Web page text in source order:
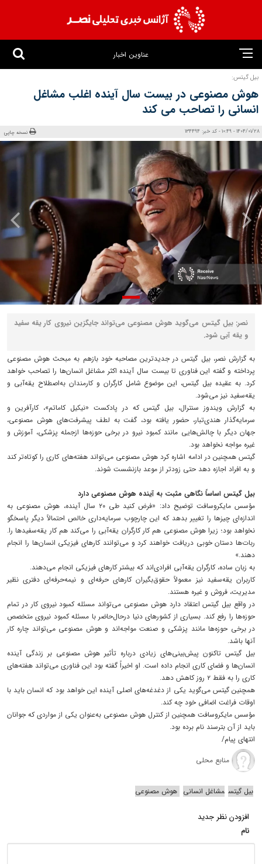
عناوین اخبار
بیل گیتس:
هوش مصنوعی در بیست سال آینده اغلب مشاغل
انسانی را تصاحب می‌ کند
1404/01/28 - 10:49 - کد خبر: 134494 نسخه چاپی
نصر: بیل گیتس می‌گوید هوش مصنوعی می‌تواند جایگزین نیروی کار یقه‌ سفید
و یقه‌ آبی شود.
به گزارش نصر، بیل گیتس در جدیدترین مصاحبه خود بازهم به مبحث هوش مصنوعی
پرداخته و گفته این فناوری تا بیست سال آینده اکثر مشاغل انسان‌ها را تصاحب خواهد
کرد. به عقیده بیل گیتس، این موضوع شامل کارگران و کارمندان به‌اصطلاح یقه‌آبی و
یقه‌سفید نیز می‌شود.
به گزارش ویندوز سنترال، بیل گیتس که در پادکست «نیکیل کاماتم»، کارآفرین و
سرمایه‌گذار هندی‌تبار، حضور یافته بود، گفت به لطف پیشرفت‌های هوش مصنوعی،
جهان دیگر با چالش‌هایی مانند کمبود نیرو در برخی حوزه‌ها ازجمله پزشکی، آموزش و
غیره مواجه نخواهد بود.
گیتس همچنین در ادامه اشاره کرد هوش مصنوعی می‌تواند هفته‌های کاری را کوتاه‌تر کند
و به افراد اجازه دهد حتی زودتر از موعد بازنشست شوند.
بیل گیتس اساساً نگاهی مثبت به آینده هوش مصنوعی دارد
مؤسس مایکروسافت توضیح داد: «فرض کنید طی ۲۰ سال آینده، هوش مصنوعی به‌
اندازه‌ای چیزها را تغییر بدهد که این چارچوب سرمایه‌داری خالص احتمالاً دیگر پاسخگو
نخواهد بود؛ زیرا هوش مصنوعی هم کار کارگران یقه‌آبی را می‌کند هم کار یقه‌سفیدها را.
ربات‌ها دستان خوبی دریافت خواهند کرد و می‌توانند کارهای فیزیکی انسان‌ها را انجام
دهند.»
به زبان ساده، کارگران یقه‌آبی افرادی‌اند که بیشتر کارهای فیزیکی انجام می‌دهند.
کاربران یقه‌سفید نیز معمولاً حقوق‌بگیران کارهای حرفه‌ای و نیمه‌حرفه‌ای دفتری نظیر
مدیریت، فروش و غیره هستند.
در واقع بیل گیتس اعتقاد دارد هوش مصنوعی می‌تواند مسئله کمبود نیروی کار در تمام
حوزه‌ها را رفع کند. بسیاری از کشورهای دنیا درحال‌حاضر با مسئله کمبود نیروی متخصص
در برخی حوزه‌ها مانند پزشکی و صنعت مواجه‌اند و هوش مصنوعی می‌تواند چاره کار
آنها باشد.
بیل گیتس تاکنون پیش‌بینی‌های زیادی درباره تأثیر هوش مصنوعی بر زندگی آینده
انسان‌ها و فضای کاری انجام داده است. او اخیراً گفته بود این فناوری می‌تواند هفته‌های
کاری را به فقط ۲ روز کاهش دهد.
همچنین گیتس می‌‎گوید یکی از دغدغه‌های اصلی آینده این خواهد بود که انسان باید با
اوقات فراغت اضافی خود چه کند.
مؤسس مایکروسافت همچنین از کنترل هوش مصنوعی به‌عنوان یکی از مواردی که جوانان
باید از آن بترسند نام برده بود.
انتهای پیام/
منابع محلی
بیل گیتس مشاغل انسانی هوش مصنوعی
افزودن نظر جدید
نام